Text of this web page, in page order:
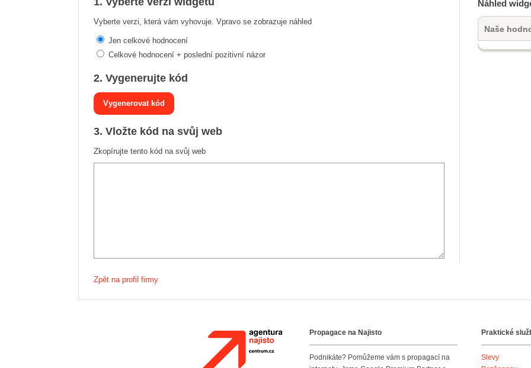
Vyberte verzi, která vám vyhovuje. Vpravo se zobrazuje náhled
Jen celkové hodnocení
Celkové hodnocení + poslední pozitivní názor
2. Vygenerujte kód
3. Vložte kód na svůj web
Zkopírujte tento kód na svůj web
Náhled
Naše
Zpět na profil firmy
Agentura NajistoPropagace na Najisto
Podnikáte? Pomůžeme vám s propagací na
Praktické
Slevy